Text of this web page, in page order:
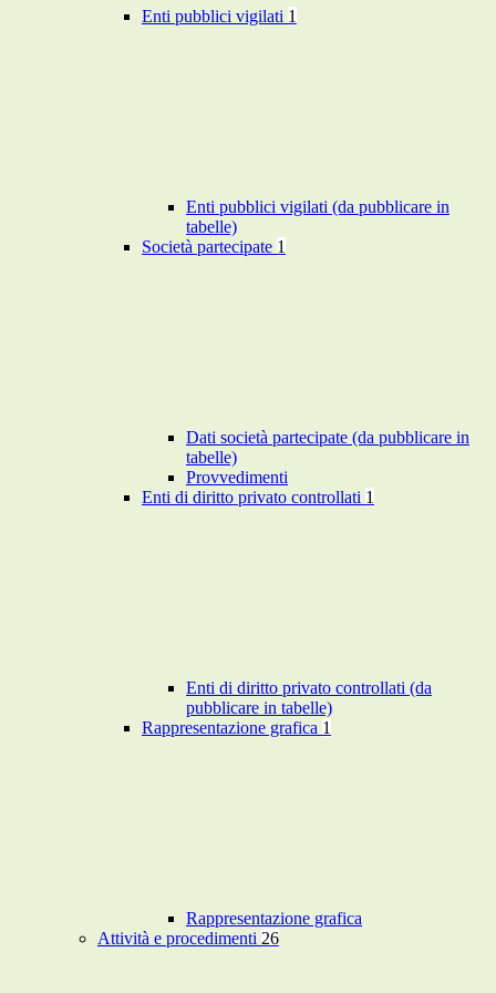
Enti pubblici vigilati 1
Enti pubblici vigilati (da pubblicare in
tabelle)
Società partecipate 1
Dati società partecipate (da pubblicare in
tabelle)
Provvedimenti
Enti di diritto privato controllati 1
Enti di diritto privato controllati (da
pubblicare in tabelle)
Rappresentazione grafica 1
Rappresentazione grafica
Attività e procedimenti 26